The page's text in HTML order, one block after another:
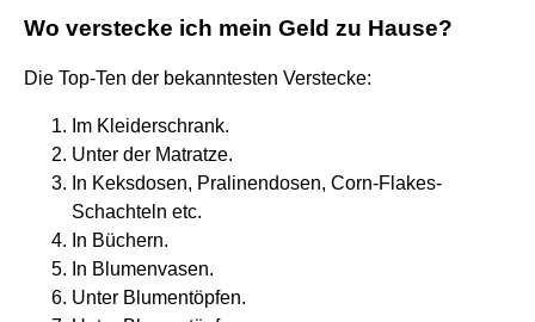
Wo verstecke ich mein Geld zu Hause?
Die Top-Ten der bekanntesten Verstecke:
Im Kleiderschrank.
Unter der Matratze.
In Keksdosen, Pralinendosen, Corn-Flakes-
Schachteln etc.
In Büchern.
In Blumenvasen.
Unter Blumentöpfen.